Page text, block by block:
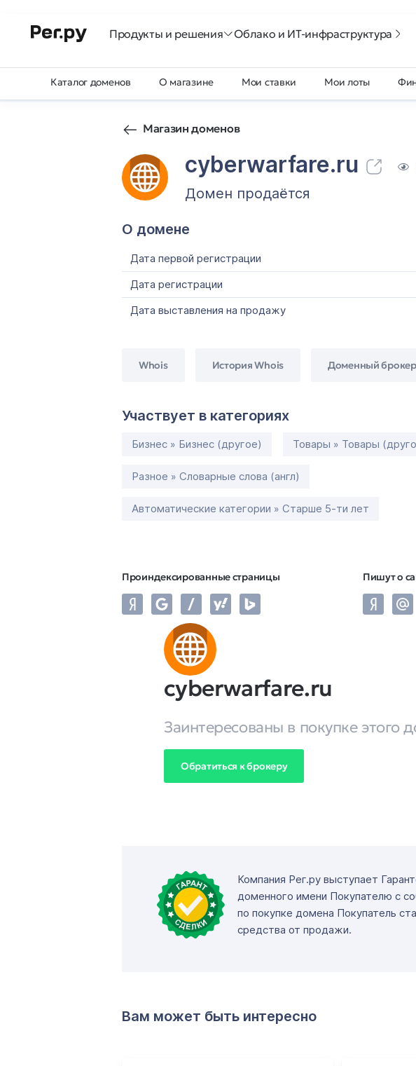
Продукты и решения Облако и ИТ-инфраструктура
Каталог доменов О магазине Мои ставки Мои лоты
Магазин доменов
cyberwarfare.ru
Домен продаётся
О домене
Дата первой регистрации
Дата регистрации
Дата выставления на продажу
Whois История Whois Доменный брокер
Участвует в категориях
Бизнес » Бизнес (другое) Товары » Товары
Разное » Словарные слова (англ)
Автоматические категории » Старше 5-ти лет
Проиндексированные страницы Пишут о
cyberwarfare.ru
Заинтересованы в покупке
Обратиться к брокеру
Компания Рег.ру выступает
доменного имени Покупателю с
по покупке домена Покупатель
средства от продажи.
Вам может быть интересно